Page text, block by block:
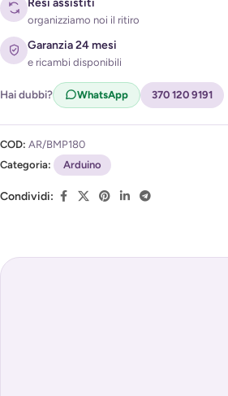
Acconsento al trattamento dei miei
l'avviso di disponibilità (
Privacy Policy)
organizziamo noi il ritiro
Garanzia 24 mesi
e ricambi disponibili
Hai dubbi? WhatsApp 370 120 9191
COD: AR/BMP180
Categoria:
Arduino
Condividi: